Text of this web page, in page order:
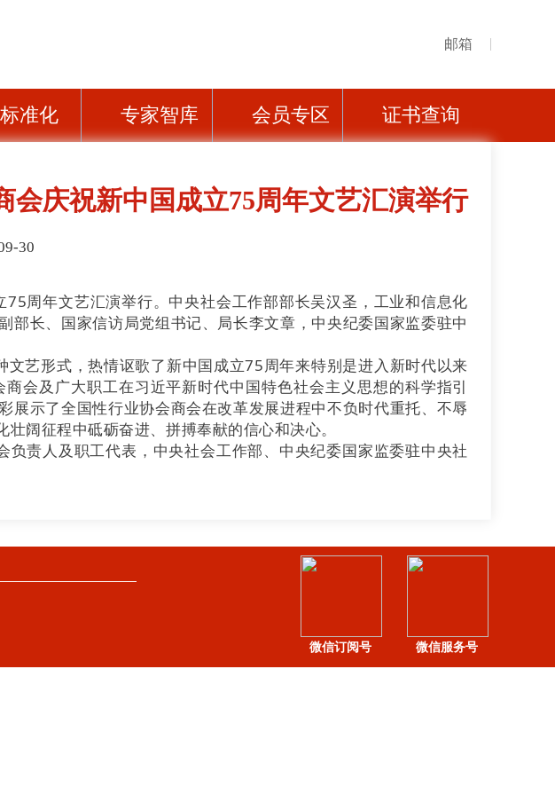
邮箱
标准化 专家智库 会员专区 证书查询
庆祝新中国成立75周年文艺汇演举行
30
周年文艺汇演举行。中央社会工作部部长吴汉圣，工业和信息化
长、国家信访局党组书记、局长李文章，中央纪委国家监委驻中
艺形式，热情讴歌了新中国成立75周年来特别是进入新时代以来
会及广大职工在习近平新时代中国特色社会主义思想的科学指引
示了全国性行业协会商会在改革发展进程中不负时代重托、不辱
阔征程中砥砺奋进、拼搏奉献的信心和决心。
责人及职工代表，中央社会工作部、中央纪委国家监委驻中央社
微信服务号
微信订阅号